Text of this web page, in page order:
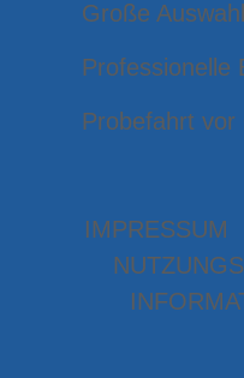
Große
Professionelle
Probefahrt vor
IMPRESSUM